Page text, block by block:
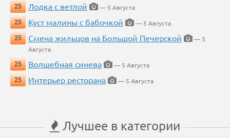
25
Лодка с ветлой
— 5 Августа
25
Куст малины с бабочкой
— 5 Августа
25
Смена жильцов на Большой Печерской
— 5
Августа
25
Волшебная синева
— 5 Августа
25
Интерьер ресторана — 5 Августа
Лучшее в категории